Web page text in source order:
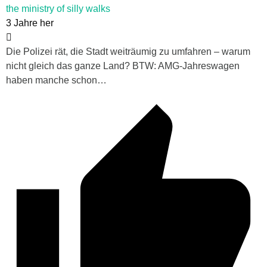
the ministry of silly walks
3 Jahre her
Die Polizei rät, die Stadt weiträumig zu umfahren – warum
nicht gleich das ganze Land? BTW: AMG-Jahreswagen
haben manche schon…